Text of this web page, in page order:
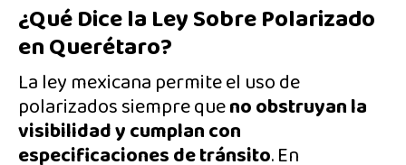
¿Qué Dice la Ley Sobre Polarizado
en Querétaro?
La ley mexicana permite el uso de
polarizados siempre queno obstruyan la
visibilidad y cumplan con
especificaciones de tránsito. En